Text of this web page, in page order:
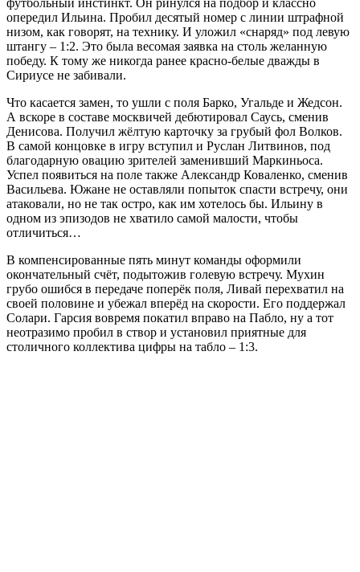
футбольный инстинкт. Он ринулся на подбор и классно
опередил Ильина. Пробил десятый номер с линии штрафной
низом, как говорят, на технику. И уложил «снаряд» под левую
штангу – 1:2. Это была весомая заявка на столь желанную
победу. К тому же никогда ранее красно-белые дважды в
Сириусе не забивали.
Что касается замен, то ушли с поля Барко, Угальде и Жедсон.
А вскоре в составе москвичей дебютировал Саусь, сменив
Денисова. Получил жёлтую карточку за грубый фол Волков.
В самой концовке в игру вступил и Руслан Литвинов, под
благодарную овацию зрителей заменивший Маркиньоса.
Успел появиться на поле также Александр Коваленко, сменив
Васильева. Южане не оставляли попыток спасти встречу, они
атаковали, но не так остро, как им хотелось бы. Ильину в
одном из эпизодов не хватило самой малости, чтобы
отличиться…
В компенсированные пять минут команды оформили
окончательный счёт, подытожив голевую встречу. Мухин
грубо ошибся в передаче поперёк поля, Ливай перехватил на
своей половине и убежал вперёд на скорости. Его поддержал
Солари. Гарсия вовремя покатил вправо на Пабло, ну а тот
неотразимо пробил в створ и установил приятные для
столичного коллектива цифры на табло – 1:3.